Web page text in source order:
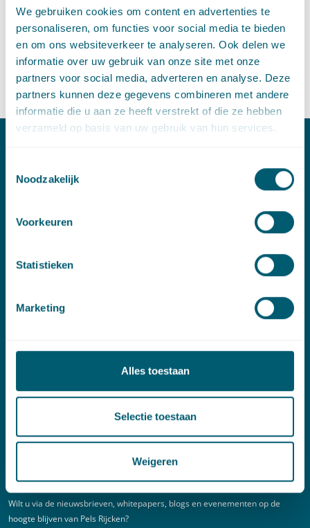
We gebruiken cookies om content en advertenties te
personaliseren, om functies voor social media te bieden
en om ons websiteverkeer te analyseren. Ook delen we
informatie over uw gebruik van onze site met onze
partners voor social media, adverteren en analyse. Deze
partners kunnen deze gegevens combineren met andere
informatie die u aan ze heeft verstrekt of die ze hebben
verzameld op basis van uw gebruik van hun services.
Noodzakelijk
Voorkeuren
Statistieken
Marketing
Alles toestaan
Selectie toestaan
Weigeren
Groningen, Drenthe, Overijssel en Friesland. In december 2019
begeleidden Pels Rijcken en ABC Capital Stienstra Groep bij de
verkoop van een vastgoedportefeuille van soortgelijke omvang
in de provincie Zeeland aan Vastgoed Syndicering Nederland.
Jos Verburg adviseerde Stienstra Groep namens Pels Rijcken.
T:+31 6 20 01 08 16
New Babylon
2594 AC Den Haag
Nieuwsbrief
Wilt u via de nieuwsbrieven, whitepapers, blogs en evenementen op de
hoogte blijven van Pels Rijcken?